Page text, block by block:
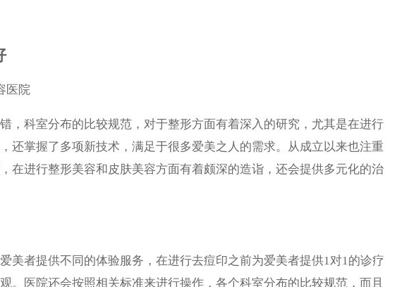
医院
科室分布的比较规范，对于整形方面有着深入的研究，尤其是在进行
还掌握了多项新技术，满足于很多爱美之人的需求。从成立以来也注重
在进行整形美容和皮肤美容方面有着颇深的造诣，还会提供多元化的治
者提供不同的体验服务，在进行去痘印之前为爱美者提供1对1的诊疗
。医院还会按照相关标准来进行操作，各个科室分布的比较规范，而且